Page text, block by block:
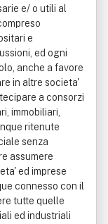
e/ o utili al
e
ed ogni
anche a favore
in altre societa'
a consorzi
immobiliari,
ritenute
senza
assumere
ed imprese
connesso con il
tutte quelle
ed industriali